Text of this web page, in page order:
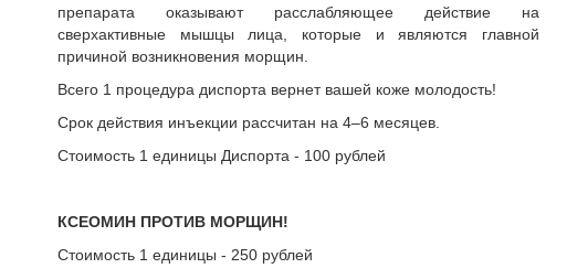
препарата оказывают расслабляющее действие на
сверхактивные мышцы лица, которые и являются главной
причиной возникновения морщин.
Всего 1 процедура диспорта вернет вашей коже молодость!
Срок действия инъекции рассчитан на 4–6 месяцев.
Стоимость 1 единицы Диспорта - 100 рублей
КСЕОМИН ПРОТИВ МОРЩИН!
Стоимость 1 единицы - 250 рублей